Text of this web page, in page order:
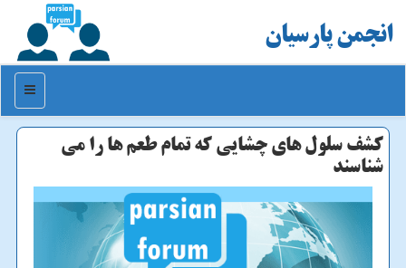
انجمن پارسیان
منو
كشف سلول های چشایی كه تمام طعم ها را می
شناسند